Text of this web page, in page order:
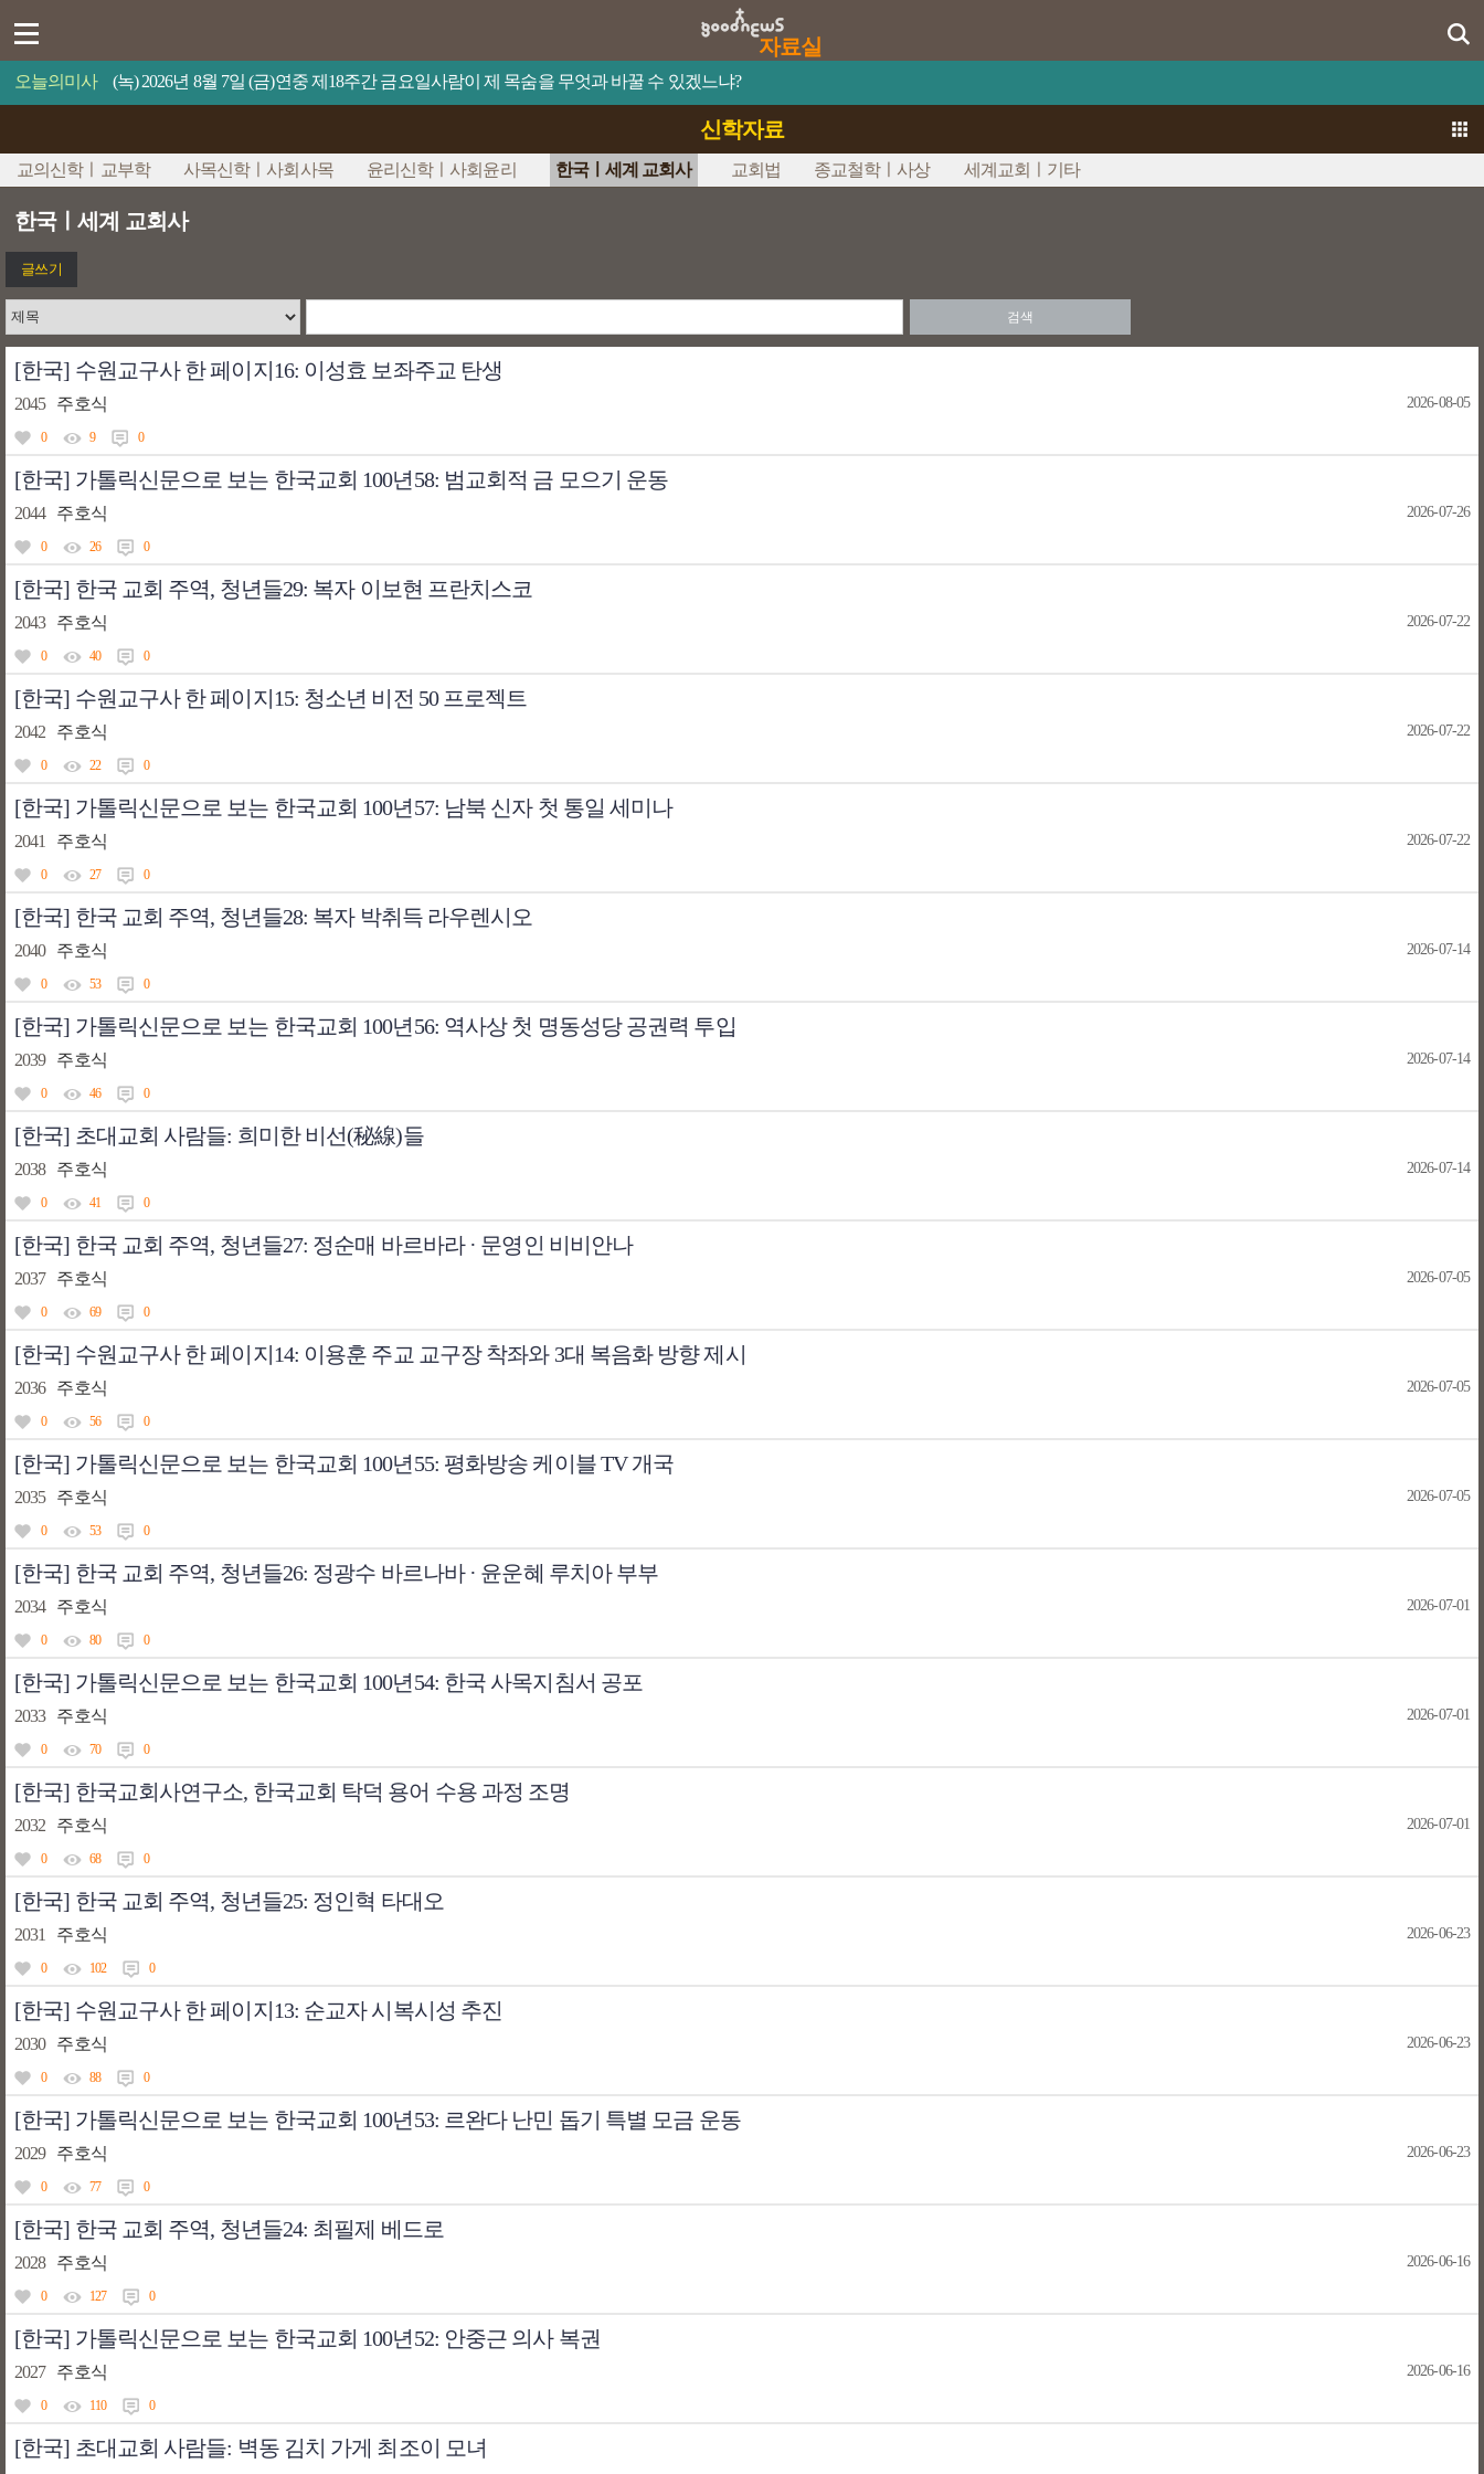
자료실
오늘의미사 (녹) 2026년 8월 7일 (금)연중 제18주간 금요일사람이 제 목숨을 무엇과 바꿀 수 있겠느냐?
신학자료
교의신학ㅣ교부학 사목신학ㅣ사회사목 윤리신학ㅣ사회윤리 한국ㅣ세계 교회사 교회법 종교철학ㅣ사상 세계교회ㅣ기타
한국ㅣ세계 교회사
글쓰기
검색
[한국] 수원교구사 한 페이지16: 이성효 보좌주교 탄생
2045 주호식 2026-08-05
0 9 0
[한국] 가톨릭신문으로 보는 한국교회 100년58: 범교회적 금 모으기 운동
2044 주호식 2026-07-26
0 26 0
[한국] 한국 교회 주역, 청년들29: 복자 이보현 프란치스코
2043 주호식 2026-07-22
0 40 0
[한국] 수원교구사 한 페이지15: 청소년 비전 50 프로젝트
2042 주호식 2026-07-22
0 22 0
[한국] 가톨릭신문으로 보는 한국교회 100년57: 남북 신자 첫 통일 세미나
2041 주호식 2026-07-22
0 27 0
[한국] 한국 교회 주역, 청년들28: 복자 박취득 라우렌시오
2040 주호식 2026-07-14
0 53 0
[한국] 가톨릭신문으로 보는 한국교회 100년56: 역사상 첫 명동성당 공권력 투입
2039 주호식 2026-07-14
0 46 0
[한국] 초대교회 사람들: 희미한 비선(秘線)들
2038 주호식 2026-07-14
0 41 0
[한국] 한국 교회 주역, 청년들27: 정순매 바르바라 · 문영인 비비안나
2037 주호식 2026-07-05
0 69 0
[한국] 수원교구사 한 페이지14: 이용훈 주교 교구장 착좌와 3대 복음화 방향 제시
2036 주호식 2026-07-05
0 56 0
[한국] 가톨릭신문으로 보는 한국교회 100년55: 평화방송 케이블 TV 개국
2035 주호식 2026-07-05
0 53 0
[한국] 한국 교회 주역, 청년들26: 정광수 바르나바 · 윤운혜 루치아 부부
2034 주호식 2026-07-01
0 80 0
[한국] 가톨릭신문으로 보는 한국교회 100년54: 한국 사목지침서 공포
2033 주호식 2026-07-01
0 70 0
[한국] 한국교회사연구소, 한국교회 탁덕 용어 수용 과정 조명
2032 주호식 2026-07-01
0 68 0
[한국] 한국 교회 주역, 청년들25: 정인혁 타대오
2031 주호식 2026-06-23
0 102 0
[한국] 수원교구사 한 페이지13: 순교자 시복시성 추진
2030 주호식 2026-06-23
0 88 0
[한국] 가톨릭신문으로 보는 한국교회 100년53: 르완다 난민 돕기 특별 모금 운동
2029 주호식 2026-06-23
0 77 0
[한국] 한국 교회 주역, 청년들24: 최필제 베드로
2028 주호식 2026-06-16
0 127 0
[한국] 가톨릭신문으로 보는 한국교회 100년52: 안중근 의사 복권
2027 주호식 2026-06-16
0 110 0
[한국] 초대교회 사람들: 벽동 김치 가게 최조이 모녀